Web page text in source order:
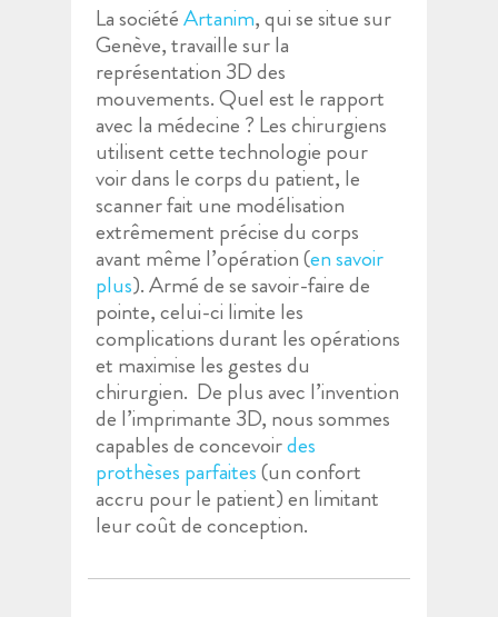
La sociétéArtanim, qui se situe sur
Genève, travaille sur la
représentation 3D des
mouvements. Quel est le rapport
avec la médecine ? Les chirurgiens
utilisent cette technologie pour
voir dans le corps du patient, le
scanner fait une modélisation
extrêmement précise du corps
avant même l’opération (en savoir
plus). Armé de se savoir-faire de
pointe, celui-ci limite les
complications durant les opérations
et maximise les gestes du
chirurgien. De plus avec l’invention
de l’imprimante 3D, nous sommes
capables de concevoirdes
prothèses parfaites(un confort
accru pour le patient) en limitant
leur coût de conception.